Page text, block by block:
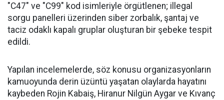
"C47" ve "C99" kod isimleriyle örgütlenen; illegal
sorgu panelleri üzerinden siber zorbalık, şantaj ve
taciz odaklı kapalı gruplar oluşturan bir şebeke tespit
edildi.
Yapılan incelemelerde, söz konusu organizasyonların
kamuoyunda derin üzüntü yaşatan olaylarda hayatını
kaybeden Rojin Kabaiş, Hiranur Nilgün Aygar ve Kıvanç